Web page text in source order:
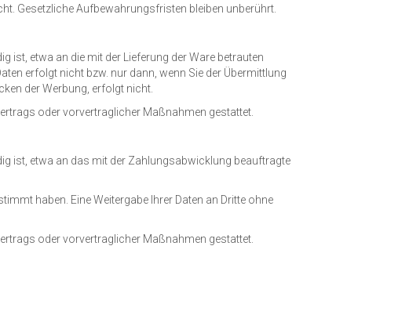
Gesetzliche Aufbewahrungsfristen bleiben unberührt.
ist, etwa an die mit der Lieferung der Ware betrauten
erfolgt nicht bzw. nur dann, wenn Sie der Übermittlung
der Werbung, erfolgt nicht.
oder vorvertraglicher Maßnahmen gestattet.
ist, etwa an das mit der Zahlungsabwicklung beauftragte
haben. Eine Weitergabe Ihrer Daten an Dritte ohne
oder vorvertraglicher Maßnahmen gestattet.